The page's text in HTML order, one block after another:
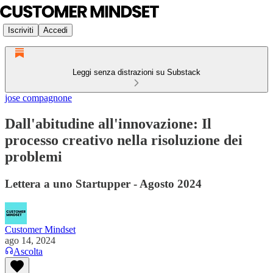
Iscriviti Accedi
Leggi senza distrazioni su Substack
jose compagnone
Dall'abitudine all'innovazione: Il
processo creativo nella risoluzione dei
problemi
Lettera a uno Startupper - Agosto 2024
Customer Mindset
ago 14, 2024
Ascolta